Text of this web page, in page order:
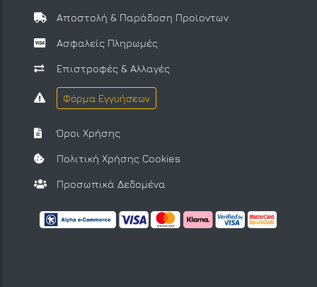
Αποστολή & Παράδοση Προϊοντων
Ασφαλείς Πληρωμές
Επιστροφές & Αλλαγές
Φόρμα Εγγυήσεων
Όροι Χρήσης
Πολιτική Χρήσης Cookies
Προσωπικά Δεδομένα